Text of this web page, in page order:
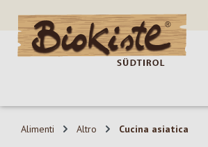
al contenuto principale
Salta alla ricerca
Passa alla navigazione principale
Alimenti Altro Cucina asiatica